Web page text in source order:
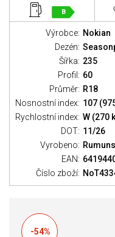
B
Výrobce: Nokian
Dezén:
Šířka: 235
Profil: 60
Průměr: R18
Nosnostní index: 107
Rychlostní index: W (270
DOT: 11/26
Vyrobeno:
EAN:
Číslo zboží:
-54%